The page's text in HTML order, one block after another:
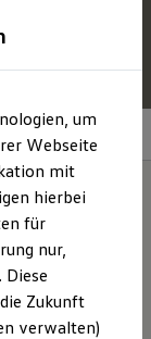
um
Webseite
mit
hierbei
für
nur,
Diese
Zukunft
verwalten)